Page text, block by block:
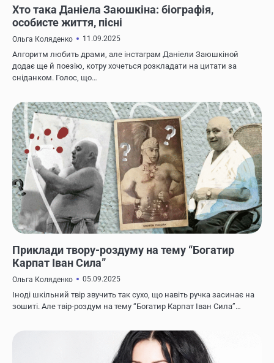
Хто така Даніела Заюшкіна: біографія,
особисте життя, пісні
Ольга Коляденко 11.09.2025
Алгоритм любить драми, але інстаграм Даніели Заюшкіной
додає ще й поезію, котру хочеться розкладати на цитати за
сніданком. Голос, що…
Приклади твору-роздуму на тему “Богатир
Карпат Іван Сила”
Ольга Коляденко 05.09.2025
Іноді шкільний твір звучить так сухо, що навіть ручка засинає на
зошиті. Але твір-роздум на тему “Богатир Карпат Іван Сила”…